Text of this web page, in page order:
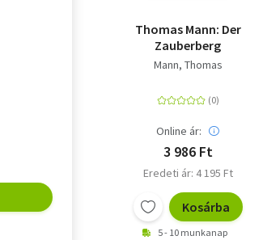
Thomas Mann: Der
Zauberberg
Mann, Thomas
Online ár:
3 986 Ft
Eredeti ár: 4 195 Ft
Kosárba
5 - 10 munkanap